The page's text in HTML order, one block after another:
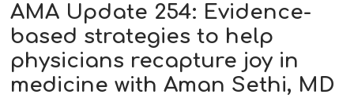
AMA Update 254: Evidence-
based strategies to help
physicians recapture joy in
medicine with Aman Sethi, MD